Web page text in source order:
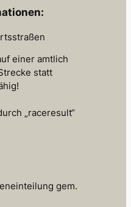
einer amtlich
statt
„raceresult“
gem.